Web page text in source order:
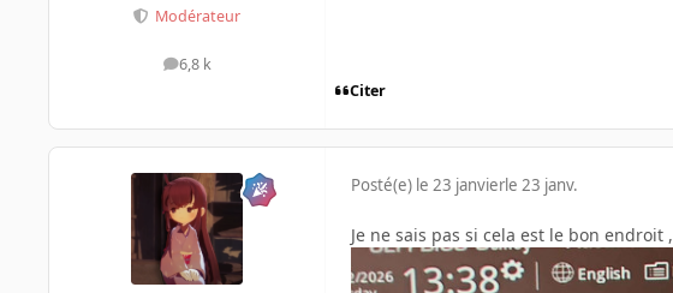
Modérateur
6,8 k
messages
Citer
Posté(e) le 23 janvierle 23 janv.
Je ne sais pas si cela est le bon endroit ,